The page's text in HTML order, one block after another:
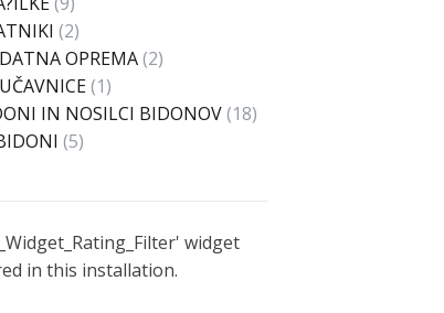
(2)
OPREMA(2)
(1)
IN NOSILCI BIDONOV(18)
(5)
widget
in this installation.